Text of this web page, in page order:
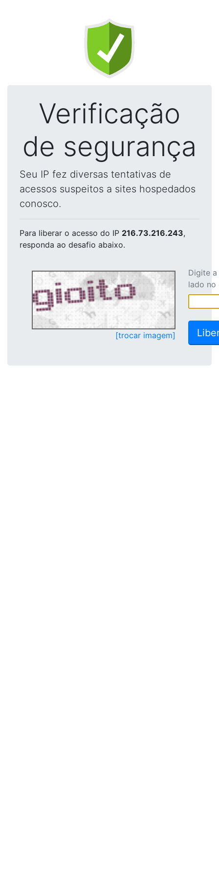
Verificação
de segurança
Seu IP fez diversas tentativas de
acessos suspeitos a sites hospedados
conosco.
Para liberar o acesso do IP 216.73.216.243,
responda ao desafio abaixo.
[trocar imagem]
Digite
lado no